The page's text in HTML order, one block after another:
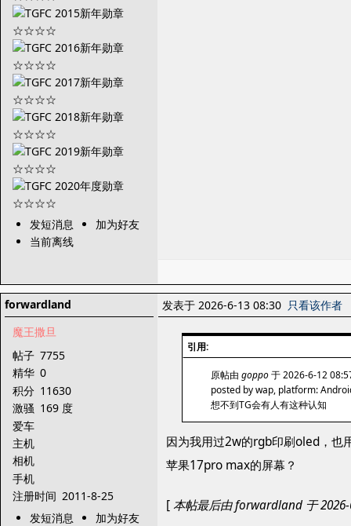
发短消息
加为好友
当前离线
forwardland
魔王撒旦
帖子 7755
精华 0
积分 11630
激骚 169 度
爱车
主机
相机
手机
注册时间 2011-8-25
发短消息
加为好友
发表于 2026-6-13 08:30 只看该作者
引用:
原帖由 goppo于 2026-6-12
posted by wap, platform:
想不到TG会有人有这种认知
因为我用过2w的rgb印刷oled，
苹果17pro max的屏幕？
[本帖最后由 forwardland 于